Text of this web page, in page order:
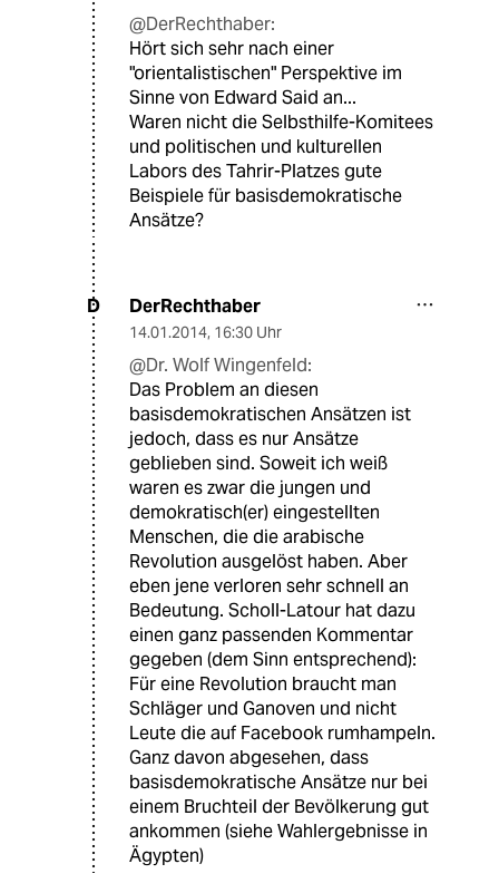
@DerRechthaber:
Hört sich sehr nach einer
"orientalistischen" Perspektive im
Sinne von Edward Said an...
Waren nicht die Selbsthilfe-Komitees
und politischen und kulturellen
Labors des Tahrir-Platzes gute
Beispiele für basisdemokratische
Ansätze?
D DerRechthaber
14.01.2014, 16:30 Uhr
@Dr. Wolf Wingenfeld:
Das Problem an diesen
basisdemokratischen Ansätzen ist
jedoch, dass es nur Ansätze
geblieben sind. Soweit ich weiß
waren es zwar die jungen und
demokratisch(er) eingestellten
Menschen, die die arabische
Revolution ausgelöst haben. Aber
eben jene verloren sehr schnell an
Bedeutung. Scholl-Latour hat dazu
einen ganz passenden Kommentar
gegeben (dem Sinn entsprechend):
Für eine Revolution braucht man
Schläger und Ganoven und nicht
Leute die auf Facebook rumhampeln.
Ganz davon abgesehen, dass
basisdemokratische Ansätze nur bei
einem Bruchteil der Bevölkerung gut
ankommen (siehe Wahlergebnisse in
Ägypten)